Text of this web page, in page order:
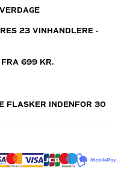
23 VINHANDLERE -
FRA 699 KR.
FLASKER INDENFOR 30